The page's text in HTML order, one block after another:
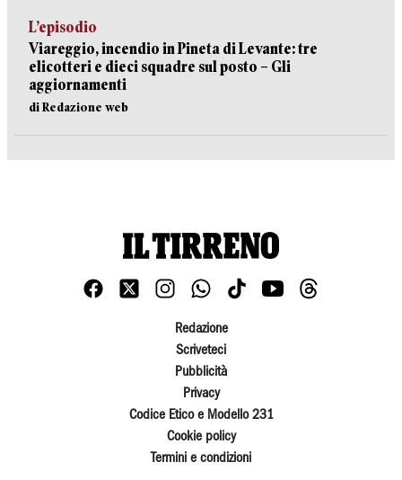
L’episodio
Viareggio, incendio in Pineta di Levante: tre
elicotteri e dieci squadre sul posto – Gli
aggiornamenti
di Redazione web
Redazione
Scriveteci
Pubblicità
Privacy
Codice Etico e Modello 231
Cookie policy
Termini e condizioni